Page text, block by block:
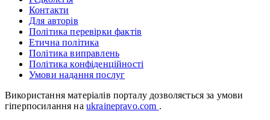
Контакти
Для авторів
Політика перевірки фактів
Етична політика
Політика виправлень
Політика конфіденційності
Умови надання послуг
Використання матеріалів порталу дозволяється за умови
гіперпосилання на ukrainepravo.com .